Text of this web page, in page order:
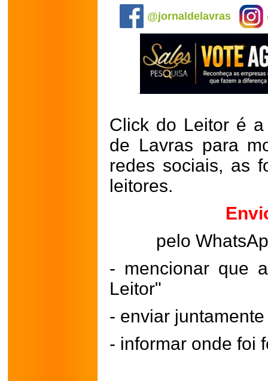
@jornaldelavras
Click do Leitor é
de Lavras para
redes sociais, as
leitores.
pelo
- mencionar que
Leitor"
- enviar
- informar onde foi